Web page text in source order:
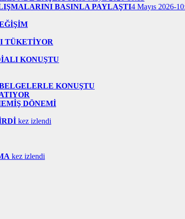
BASINLA PAYLAŞTI4 Mayıs 2026-
TÜKETİYOR
KONUŞTU
KONUŞTU
DÖNEMİ
kez izlendi
kez izlendi